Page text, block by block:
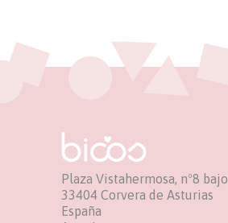
Plaza Vistahermosa, nº8 bajo
33404 Corvera de Asturias
España